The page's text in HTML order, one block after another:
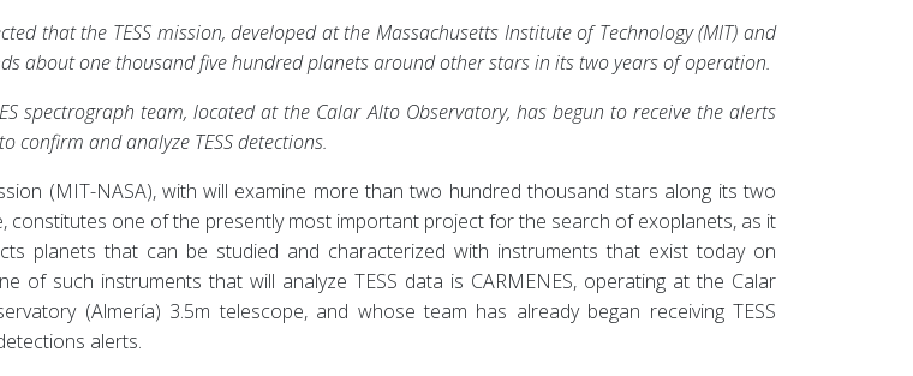
that the TESS mission, developed at the Massachusetts Institute of Technology (MIT) and
about one thousand five hundred planets around other stars in its two years of operation.
spectrograph team, located at the Calar Alto Observatory, has begun to receive the alerts
confirm and analyze TESS detections.
(MIT-NASA), with will examine more than two hundred thousand stars along its two
constitutes one of the presently most important project for the search of exoplanets, as it
planets that can be studied and characterized with instruments that exist today on
of such instruments that will analyze TESS data is CARMENES, operating at the Calar
(Almería) 3.5m telescope, and whose team has already began receiving TESS
alerts.